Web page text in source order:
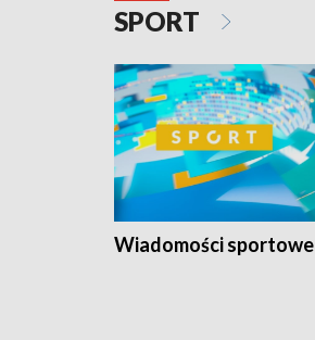
SPORT
Wiadomości sportowe